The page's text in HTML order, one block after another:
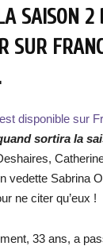
SAISON 2
SUR
disponible sur
sortira la
vedette Sabrina
ne citer qu’eux !
33 ans, a